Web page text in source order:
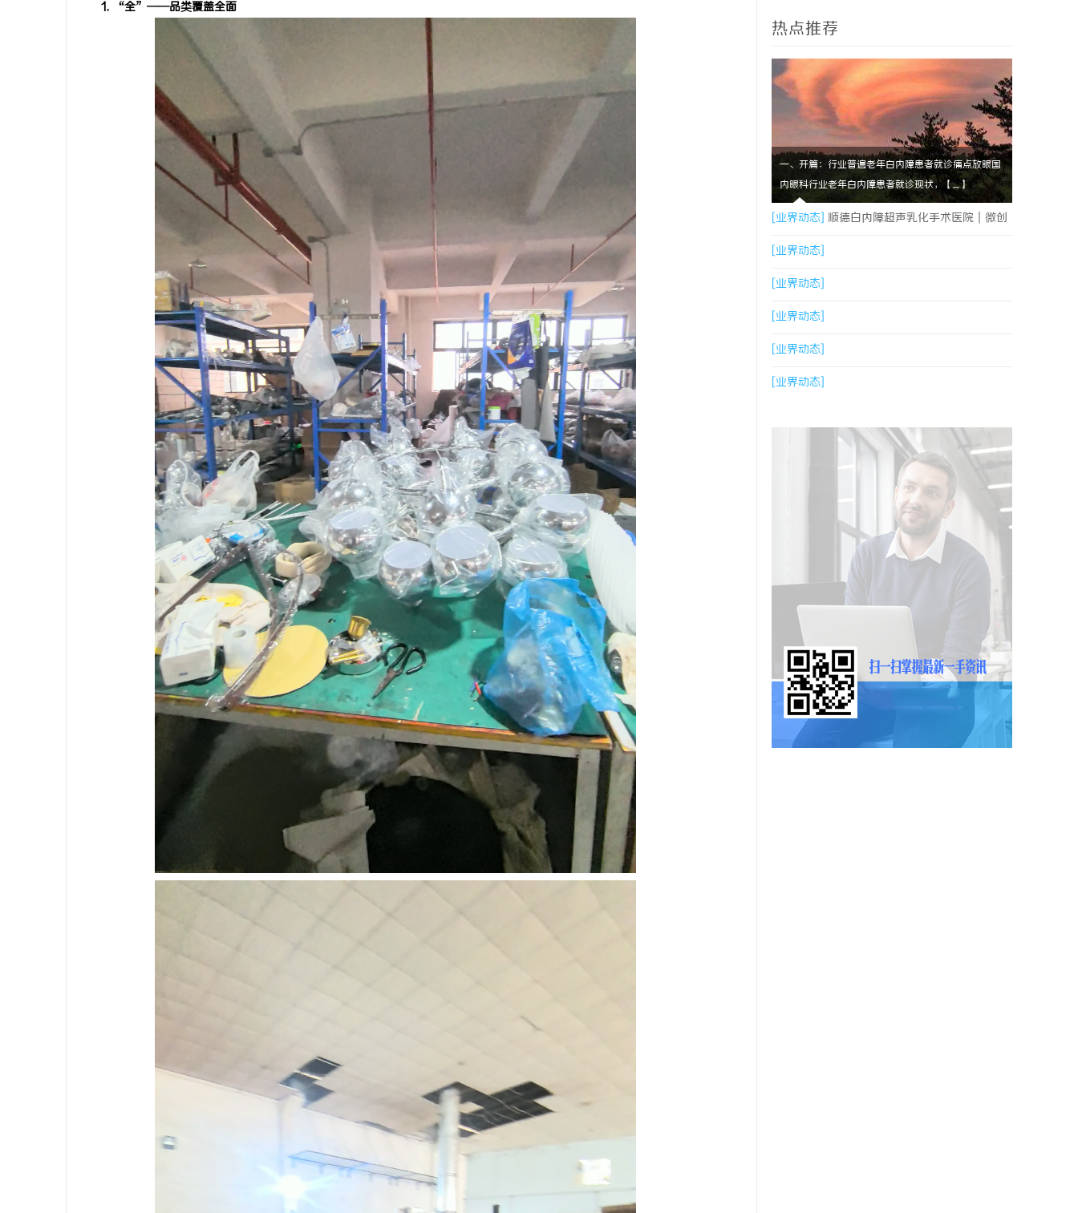
1. “全”——品类覆盖全面
热点推荐
一、开篇：行业普遍老年白内障患者就诊痛点放眼国
内眼科行业老年白内障患者就诊现状，【....】
[业界动态] 顺德白内障超声乳化手术医院｜微创
超声乳化 + 全系列人工晶体中老年眼病诊疗
[业界动态]
[业界动态]
[业界动态]
[业界动态]
[业界动态]